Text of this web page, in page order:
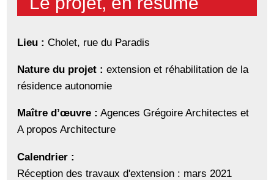
Lieu : Cholet, rue du Paradis
Nature du projet : extension et réhabilitation de la
résidence autonomie
Maître d’œuvre : Agences Grégoire Architectes et
A propos Architecture
Calendrier :
Réception des travaux d'extension : mars 2021